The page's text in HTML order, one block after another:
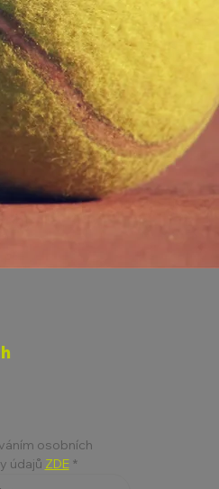
osobních
údajů ZDE *